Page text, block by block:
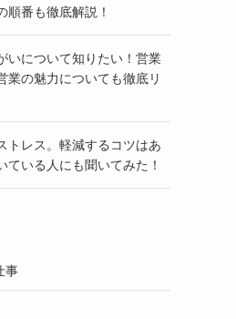
順番も徹底解説！
いについて知りたい！営業
業の魅力についても徹底リ
トレス。軽減するコツはあ
ている人にも聞いてみた！
事